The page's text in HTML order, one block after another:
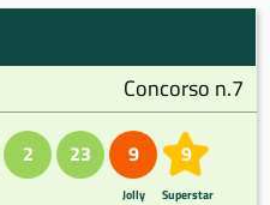
Concorso n.7
2 23 9
Jolly
9
Superstar